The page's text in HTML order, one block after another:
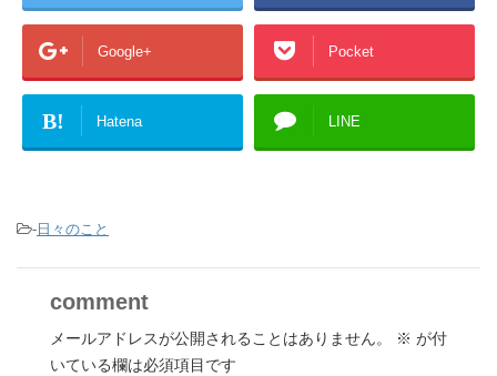
Google+ Pocket
B! Hatena LINE
- 日々のこと
comment
メールアドレスが公開されることはありません。 ※ が付
いている欄は必須項目です